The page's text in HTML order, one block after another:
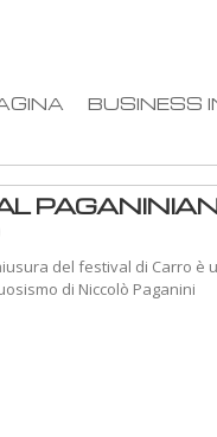
BUSINESS
del festival di Carro è
di Niccolò Paganini